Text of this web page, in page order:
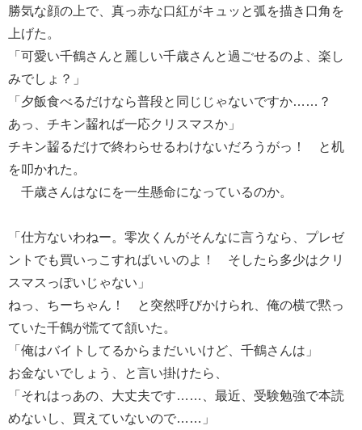
勝気な顔の上で、真っ赤な口紅がキュッと弧を描き口角を
上げた。
「可愛い千鶴さんと麗しい千歳さんと過ごせるのよ、楽し
みでしょ？」
「夕飯食べるだけなら普段と同じじゃないですか……？
あっ、チキン齧れば一応クリスマスか」
チキン齧るだけで終わらせるわけないだろうがっ！ と机
を叩かれた。
千歳さんはなにを一生懸命になっているのか。
「仕方ないわねー。零次くんがそんなに言うなら、プレゼ
ントでも買いっこすればいいのよ！ そしたら多少はクリ
スマスっぽいじゃない」
ねっ、ちーちゃん！ と突然呼びかけられ、俺の横で黙っ
ていた千鶴が慌てて頷いた。
「俺はバイトしてるからまだいいけど、千鶴さんは」
お金ないでしょう、と言い掛けたら、
「それはっあの、大丈夫です……、最近、受験勉強で本読
めないし、買えていないので……」